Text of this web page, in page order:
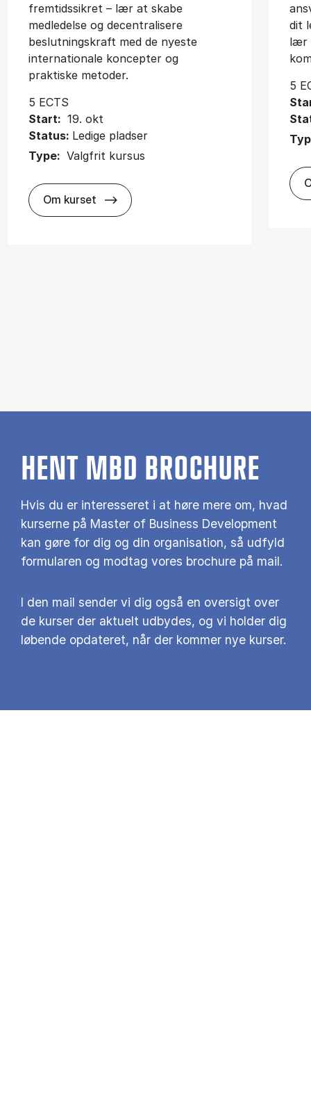
fremtidssikret – lær at skabe
medledelse og decentralisere
beslutningskraft med de nyeste
internationale koncepter og
praktiske metoder.
5 ECTS
Start: 19. okt
Status: Ledige pladser
Type: Valgfrit kursus
Om kurset about
dit
lær
5
HENT MBD BROCHURE
Hvis du er interesseret i at høre mere om, hvad
kurserne på Master of Business Development
kan gøre for dig og din organisation, så udfyld
formularen og modtag vores brochure på mail.
I den mail sender vi dig også en oversigt over
de kurser der aktuelt udbydes, og vi holder dig
løbende opdateret, når der kommer nye kurser.